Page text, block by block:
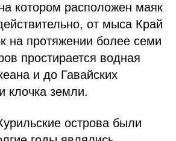
котором расположен маяк
от мыса Край
на протяжении более семи
простирается водная
и до Гавайских
клочка земли.
острова были